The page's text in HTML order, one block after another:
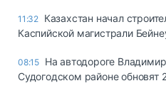
11:32 Казахстан начал
Каспийской магистрали
08:15 На автодороге
Судогодском районе обновят